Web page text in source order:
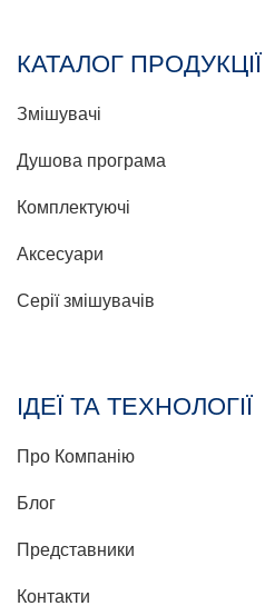
КАТАЛОГ ПРОДУКЦІЇ
Змішувачі
Душова програма
Комплектуючі
Аксесуари
Серії змішувачів
ІДЕЇ ТА ТЕХНОЛОГІЇ
Про Компанію
Блог
Представники
Контакти